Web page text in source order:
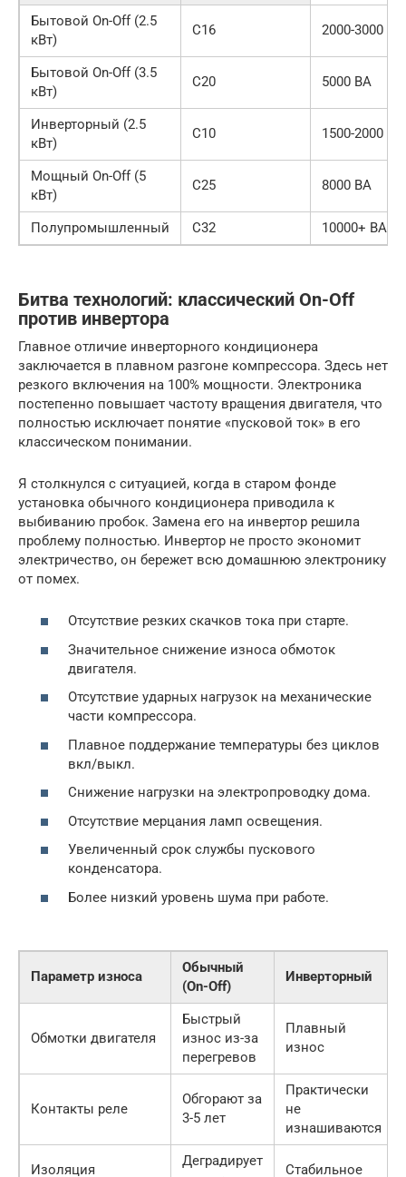
Бытовой On-Off (2.5
кВт)
C16 2000-3000 ВА
Бытовой On-Off (3.5
кВт)
C20 5000 ВА
Инверторный (2.5
кВт)
C10 1500-2000 ВА
Мощный On-Off (5
кВт)
C25 8000 ВА
Полупромышленный C32 10000+ ВА
Битва технологий: классический On-Off
против инвертора
Главное отличие инверторного кондиционера
заключается в плавном разгоне компрессора. Здесь нет
резкого включения на 100% мощности. Электроника
постепенно повышает частоту вращения двигателя, что
полностью исключает понятие «пусковой ток» в его
классическом понимании.
Я столкнулся с ситуацией, когда в старом фонде
установка обычного кондиционера приводила к
выбиванию пробок. Замена его на инвертор решила
проблему полностью. Инвертор не просто экономит
электричество, он бережет всю домашнюю электронику
от помех.
Отсутствие резких скачков тока при старте.
Значительное снижение износа обмоток
двигателя.
Отсутствие ударных нагрузок на механические
части компрессора.
Плавное поддержание температуры без циклов
вкл/выкл.
Снижение нагрузки на электропроводку дома.
Отсутствие мерцания ламп освещения.
Увеличенный срок службы пускового
конденсатора.
Более низкий уровень шума при работе.
Параметр износа
Обычный
(On-Off)
Инверторный
Обмотки двигателя
Быстрый
износ из-за
перегревов
Плавный
износ
Контакты реле
Обгорают за
3-5 лет
Практически
не
изнашиваются
Изоляция
Деградирует
Стабильное